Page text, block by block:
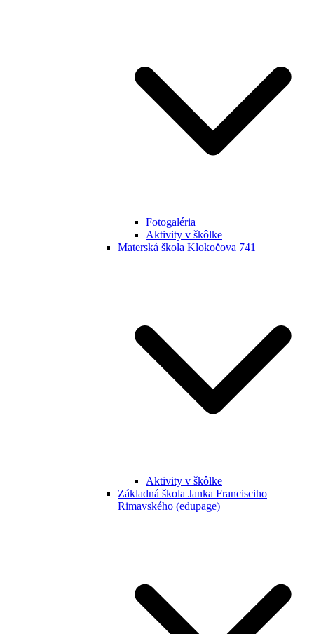
Fotogaléria
Aktivity v škôlke
Materská škola Klokočova 741
Aktivity v škôlke
Základná škola Janka Francisciho
Rimavského (edupage)